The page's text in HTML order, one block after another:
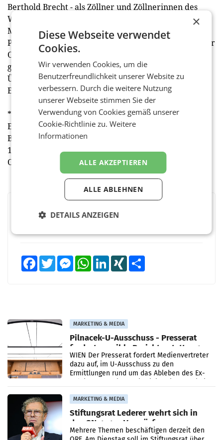
Berthold Brecht - als Zöllner und Zöllnerinnen des
Wissens unserer Gegenwart. „Sie haken ein, wenn
Mächtige uns mit Kundmachungen oder
Presseerklärungen abspeisen wollen. Sie schenken Ihr
Ohr und Ihre Stimme denjenigen, die sonst allzu
gerne ausgeblendet werden.“ Moderiert wurde die
Überreichung vom Sprecher der Jury, John
Evers (VÖV), gemeinsam mit Johanna Hirzberger.
* Der 1998 verstorbene österreichische
Erwachsenenbildner Eduard Ploier war Direktor des
Bildungshauses Schloss Puchberg und von 1974 bis
1998 Mitglied der Hörer- und Sehervertretung des
ORF und Mitglied im Kuratorium.
BEWERTEN SIE DIESEN ARTIKEL
FacebookTwitter MessengerWhatsAppLinkedInXING
MARKETING & MEDIA
Pilnacek-U-Ausschuss - Presserat
fordert sensible Berichterstattung
WIEN Der Presserat fordert Medienvertreter
dazu auf, im U-Ausschuss zu den
Ermittlungen rund um das Ableben des Ex-
MARKETING & MEDIA
Stiftungsrat Lederer wehrt sich in
den SN gegen Vorwürfe
Mehrere Themen beschäftigen derzeit den
×
Diese Webseite verwendet
Cookies.
Wir verwenden Cookies, um die
Benutzerfreundlichkeit unserer Website zu
verbessern. Durch die weitere Nutzung
unserer Webseite stimmen Sie der
Verwendung von Cookies gemäß unserer
Cookie-Richtlinie zu.Weitere
Informationen
ALLE AKZEPTIEREN
ALLE ABLEHNEN
DETAILS ANZEIGEN